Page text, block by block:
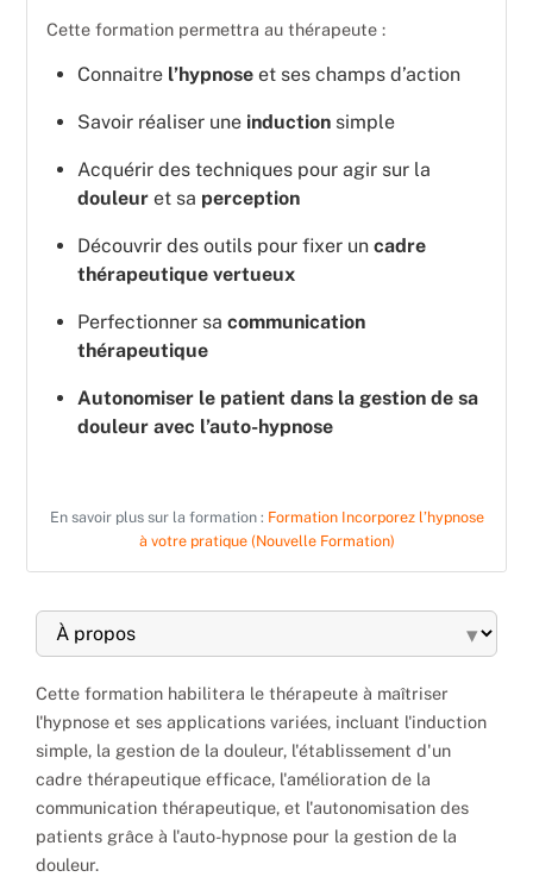
Cette formation permettra au thérapeute :
Connaitre l’hypnose et ses champs d’action
Savoir réaliser une induction simple
Acquérir des techniques pour agir sur la
douleur et sa perception
Découvrir des outils pour fixer un cadre
thérapeutique vertueux
Perfectionner sa communication
thérapeutique
Autonomiser le patient dans la gestion de sa
douleur avec l’auto-hypnose
En savoir plus sur la formation : Formation Incorporez l’hypnose
à votre pratique (Nouvelle Formation)
▾
Cette formation habilitera le thérapeute à maîtriser
l'hypnose et ses applications variées, incluant l'induction
simple, la gestion de la douleur, l'établissement d'un
cadre thérapeutique efficace, l'amélioration de la
communication thérapeutique, et l'autonomisation des
patients grâce à l'auto-hypnose pour la gestion de la
douleur.